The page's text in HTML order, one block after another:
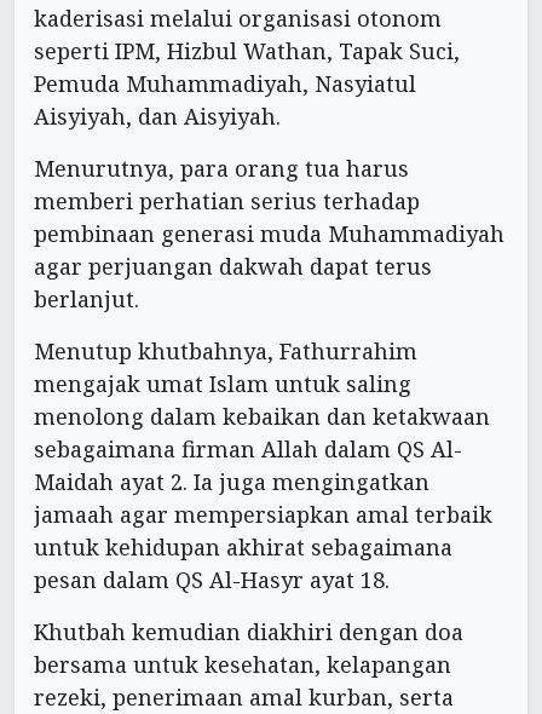
kaderisasi melalui organisasi otonom
seperti IPM, Hizbul Wathan, Tapak Suci,
Pemuda Muhammadiyah, Nasyiatul
Aisyiyah, dan Aisyiyah.
Menurutnya, para orang tua harus
memberi perhatian serius terhadap
pembinaan generasi muda Muhammadiyah
agar perjuangan dakwah dapat terus
berlanjut.
Menutup khutbahnya, Fathurrahim
mengajak umat Islam untuk saling
menolong dalam kebaikan dan ketakwaan
sebagaimana firman Allah dalam QS Al-
Maidah ayat 2. Ia juga mengingatkan
jamaah agar mempersiapkan amal terbaik
untuk kehidupan akhirat sebagaimana
pesan dalam QS Al-Hasyr ayat 18.
Khutbah kemudian diakhiri dengan doa
bersama untuk kesehatan, kelapangan
rezeki, penerimaan amal kurban, serta